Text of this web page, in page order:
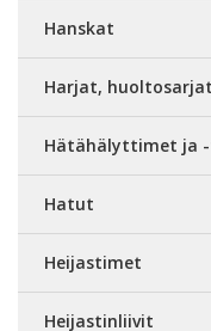
Hanskat
Harjat,
Hätähälyttimet ja
Hatut
Heijastimet
Heijastinliivit